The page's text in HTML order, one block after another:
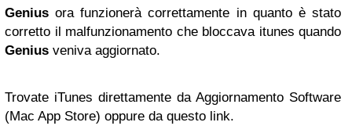
Genius ora funzionerà correttamente in quanto è stato
corretto il malfunzionamento che bloccava itunes quando
Genius veniva aggiornato.
Trovate iTunes direttamente da Aggiornamento Software
(Mac App Store) oppure da questo link.